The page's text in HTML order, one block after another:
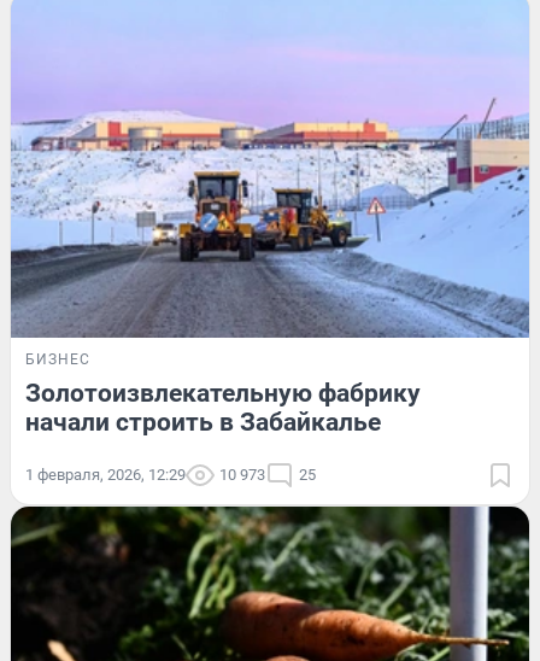
БИЗНЕС
Золотоизвлекательную фабрику
начали строить в Забайкалье
1 февраля, 2026, 12:29 10 973 25